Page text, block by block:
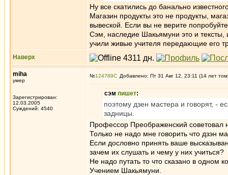
Ну все скатились до банально
Магазин продукты это не продукты,
вывеской. Если вы не верите
Сэм, наследие Шакьямуни это и тексты,
учили живые учителя передающие его
Наверх
miha
умер
Зарегистрирован:
12.03.2005
Суждений: 4540
№124789 Добавлено: Пт 31 Авг 12, 23:11 (14 лет
сэм пишет:
поэтому дзен мастера и говорят, -
задницы.
Профессор Преображенский советовал
Только не надо мне говорить что дзэн
Если дословно принять ваше
зачем их слушать и чему у них учиться?
Не надо путать то что сказано в одном
Учением Шакьямуни.